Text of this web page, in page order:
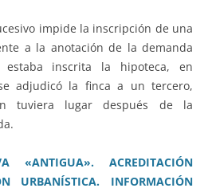
impide la inscripción de una
a la anotación de la demanda
estaba inscrita la hipoteca, en
adjudicó la finca a un tercero,
tuviera lugar después de la
«ANTIGUA». ACREDITACIÓN
URBANÍSTICA. INFORMACIÓN